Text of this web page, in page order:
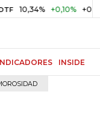
+0,10% +0,98%
INSIDE